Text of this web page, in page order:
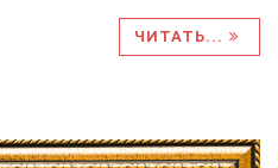
ЧИТАТЬ...